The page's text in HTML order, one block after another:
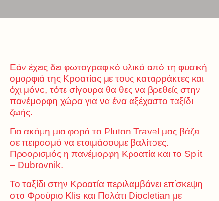
Εάν έχεις δει φωτογραφικό υλικό από τη φυσική
ομορφιά της Κροατίας με τους καταρράκτες και
όχι μόνο, τότε σίγουρα θα θες να βρεθείς στην
πανέμορφη χώρα για να ένα αξέχαστο ταξίδι
ζωής.
Για ακόμη μια φορά το Pluton Travel μας βάζει
σε πειρασμό να ετοιμάσουμε βαλίτσες.
Προορισμός η πανέμορφη Κροατία και το Split
– Dubrovnik.
Το ταξίδι στην Κροατία περιλαμβάνει επίσκεψη
στο Φρούριο Klis και Παλάτι Diocletian με